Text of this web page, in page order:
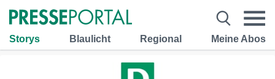
Storys Blaulicht Regional Meine Abos